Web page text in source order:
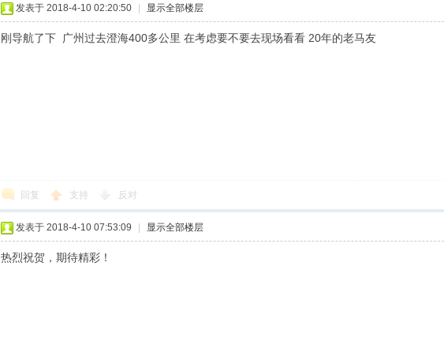
发表于 2018-4-10 02:20:50 显示全部楼层
刚导航了下 广州过去澄海400多公里 在考虑要不要去现场看看 20年的老马友
回复 支持 反对
发表于 2018-4-10 07:53:09 显示全部楼层
热烈祝贺，期待精彩！